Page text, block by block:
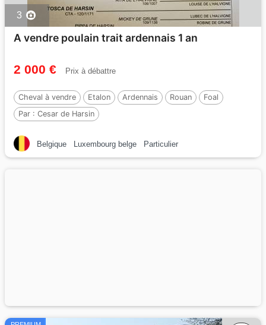
3
A vendre poulain trait ardennais 1 an
2 000 € Prix à débattre
Cheval à vendre Etalon Ardennais Rouan
Foal
Par : Cesar de Harsin
Belgique Luxembourg belge Particulier